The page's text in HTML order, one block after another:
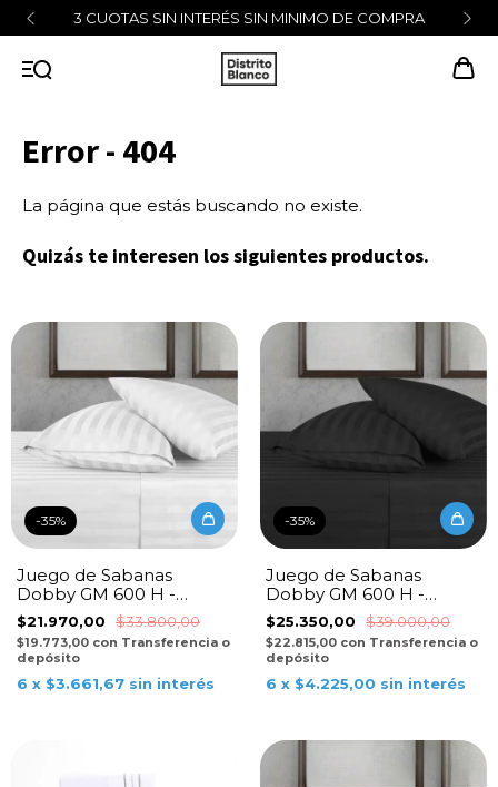
3 CUOTAS SIN INTERÉS SIN MINIMO DE COMPRA
Error - 404
La página que estás buscando no existe.
Quizás te interesen los siguientes productos.
-35%
Juego de Sabanas
Dobby GM 600 H -
Blanco
$21.970,00 $33.800,00
$19.773,00 con Transferencia o
depósito
6 x $3.661,67 sin interés
-35%
Juego de Sabanas
Dobby GM 600 H -
Negro
$25.350,00 $39.000,00
$22.815,00 con Transferencia o
depósito
6 x $4.225,00 sin interés